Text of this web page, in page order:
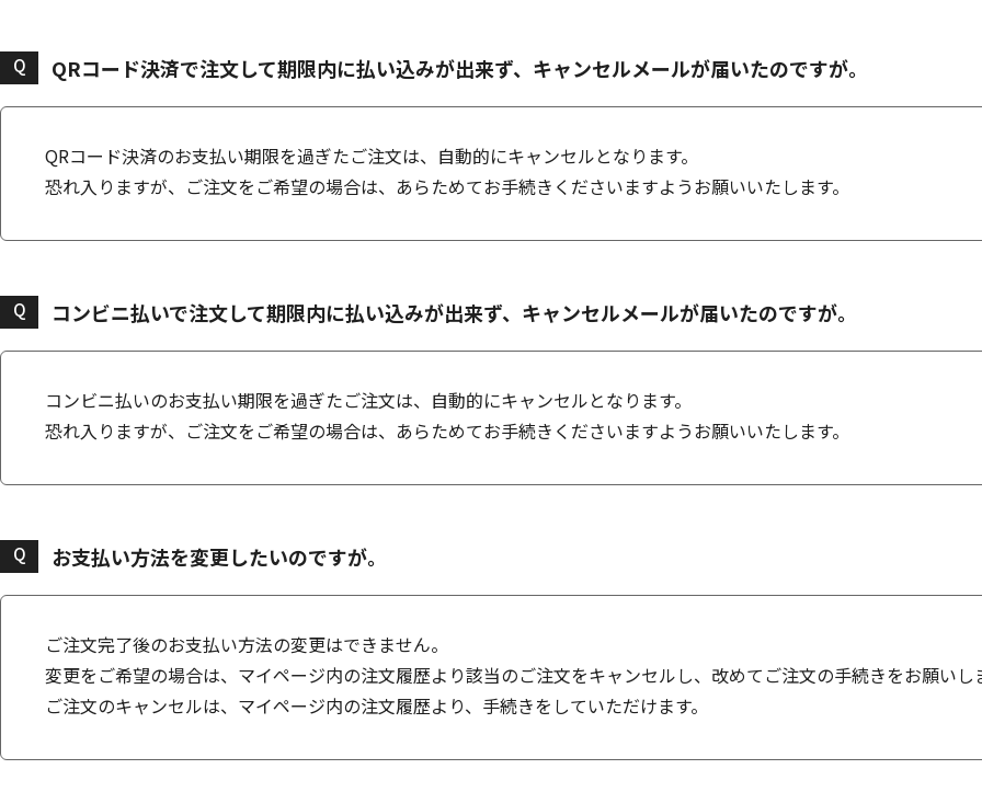
Q QRコード決済で注文して期限内に払い込みが出来ず、キャンセルメールが届いたのですが。
QRコード決済のお支払い期限を過ぎたご注文は、自動的にキャンセルとなります。
恐れ入りますが、ご注文をご希望の場合は、あらためてお手続きくださいますようお願いいたします。
Q コンビニ払いで注文して期限内に払い込みが出来ず、キャンセルメールが届いたのですが。
コンビニ払いのお支払い期限を過ぎたご注文は、自動的にキャンセルとなります。
恐れ入りますが、ご注文をご希望の場合は、あらためてお手続きくださいますようお願いいたします。
Q お支払い方法を変更したいのですが。
ご注文完了後のお支払い方法の変更はできません。
変更をご希望の場合は、マイページ内の注文履歴より該当のご注文をキャンセルし、改めてご注文の手続きをお願いし
ご注文のキャンセルは、マイページ内の注文履歴より、手続きをしていただけます。